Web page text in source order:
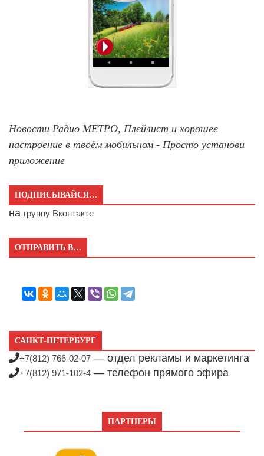
Новости Радио МЕТРО, Плейлист и хорошее
настроение в твоём мобильном - Просто установи
приложение
ПОДПИСЫВАЙСЯ…
на группу Вконтакте
ОТПРАВИТЬ В…
САНКТ-ПЕТЕРБУРГ
+7(812) 766-02-07 — отдел рекламы и маркетинга
+7(812) 971-102-4 — телефон прямого эфира
ПАРТНЕРЫ